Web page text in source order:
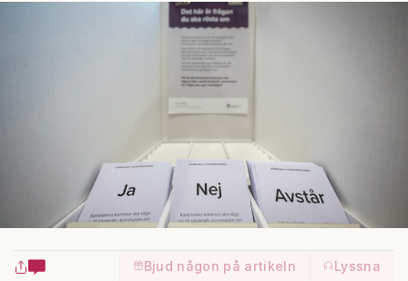
Bjud någon på artikeln
Lyssna